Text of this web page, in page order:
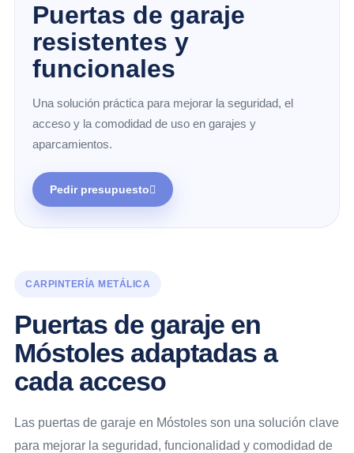
Puertas de garaje
resistentes y
funcionales
Una solución práctica para mejorar la seguridad, el
acceso y la comodidad de uso en garajes y
aparcamientos.
Pedir presupuesto
CARPINTERÍA METÁLICA
Puertas de garaje en
Móstoles adaptadas a
cada acceso
Las puertas de garaje en Móstoles son una solución clave
para mejorar la seguridad, funcionalidad y comodidad de